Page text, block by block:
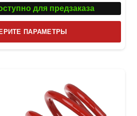
для предзаказа
ПАРАМЕТРЫ
товар